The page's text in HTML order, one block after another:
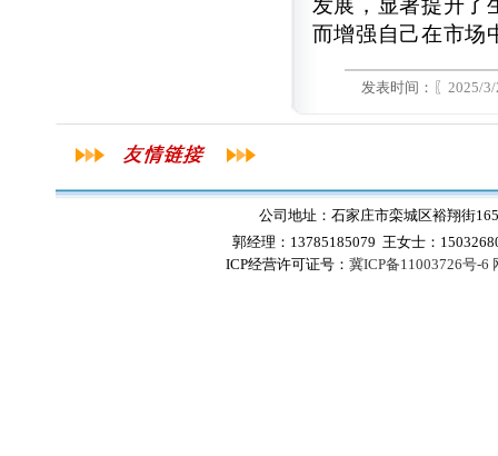
发展，显著提升了
而增强自己在市场
发表时间：〖 2025/
公司地址：石家庄市栾城区裕翔街
郭经理：13785185079 王女士：
ICP经营许可证号： 冀ICP备11003726号-6